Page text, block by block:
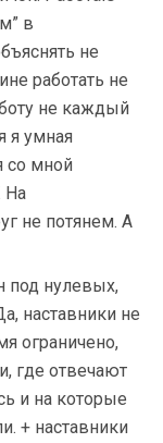
в
не
работать не
не каждый
я умная
со мной
На
не потянем. А
под нулевых,
наставники не
ограничено,
где отвечают
и на которые
+ наставники